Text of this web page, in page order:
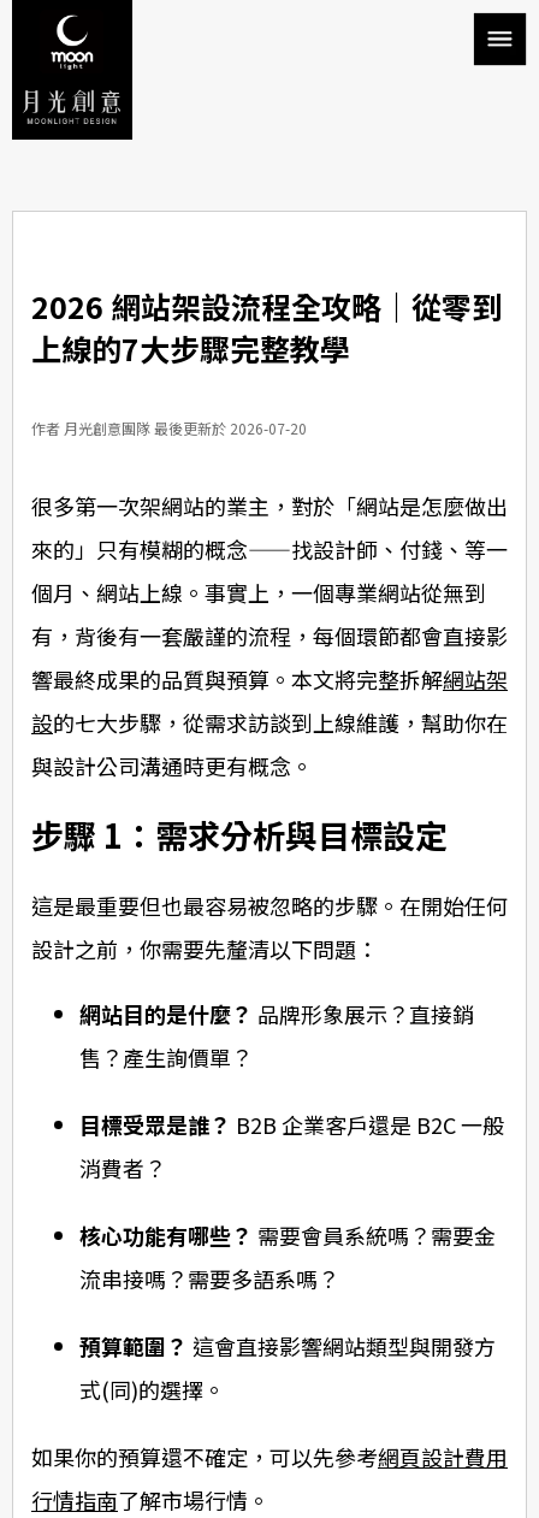
2026 網站架設流程全攻略｜從零到
上線的7大步驟完整教學
作者 月光創意團隊 最後更新於 2026-07-20
很多第一次架網站的業主，對於「網站是怎麼做出
來的」只有模糊的概念——找設計師、付錢、等一
個月、網站上線。事實上，一個專業網站從無到
有，背後有一套嚴謹的流程，每個環節都會直接影
響最終成果的品質與預算。本文將完整拆解網站架
設的七大步驟，從需求訪談到上線維護，幫助你在
與設計公司溝通時更有概念。
步驟 1：需求分析與目標設定
這是最重要但也最容易被忽略的步驟。在開始任何
設計之前，你需要先釐清以下問題：
網站目的是什麼？ 品牌形象展示？直接銷
售？產生詢價單？
目標受眾是誰？ B2B 企業客戶還是 B2C 一般
消費者？
核心功能有哪些？ 需要會員系統嗎？需要金
流串接嗎？需要多語系嗎？
預算範圍？ 這會直接影響網站類型與開發方
式(同)的選擇。
如果你的預算還不確定，可以先參考網頁設計費用
行情指南了解市場行情。